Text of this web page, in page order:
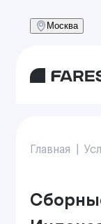
Москва
Главная